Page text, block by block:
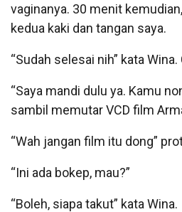
vaginanya. 30 menit
kedua kaki dan tangan saya.
“Sudah selesai nih” kata
“Saya mandi dulu ya. Kamu
sambil memutar VCD film
“Wah jangan film itu dong”
“Ini ada bokep, mau?”
“Boleh, siapa takut” kata Wina.